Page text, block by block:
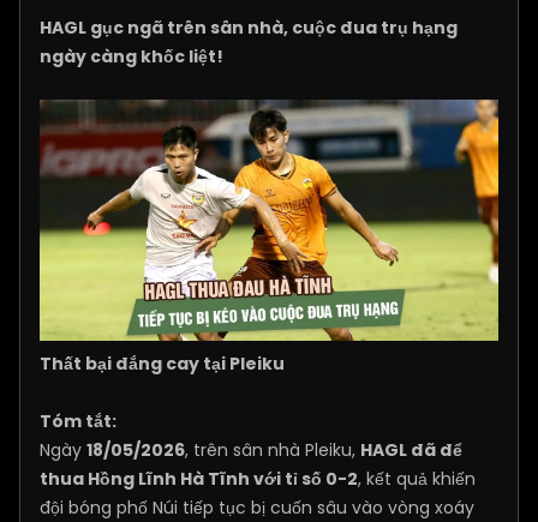
HAGL gục ngã trên sân nhà, cuộc đua trụ hạng
ngày càng khốc liệt!
Thất bại đắng cay tại Pleiku
Tóm tắt:
Ngày 18/05/2026, trên sân nhà Pleiku, HAGL đã để
thua Hồng Lĩnh Hà Tĩnh với tỉ số 0-2, kết quả khiến
đội bóng phố Núi tiếp tục bị cuốn sâu vào vòng xoáy